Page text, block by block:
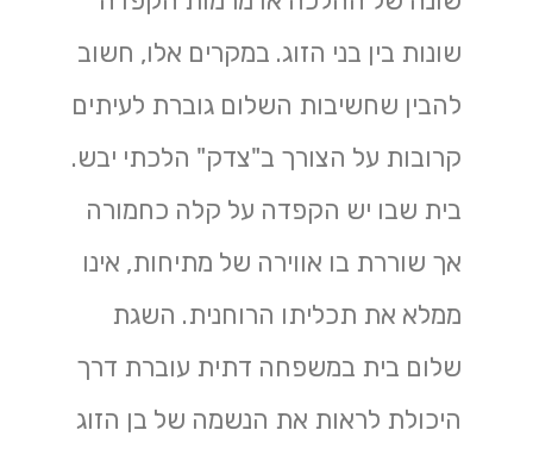
שונות בין בני הזוג. במקרים אלו, חשוב
להבין שחשיבות השלום גוברת לעיתים
קרובות על הצורך ב"צדק" הלכתי יבש.
בית שבו יש הקפדה על קלה כחמורה
אך שוררת בו אווירה של מתיחות, אינו
ממלא את תכליתו הרוחנית. השגת
שלום בית במשפחה דתית עוברת דרך
היכולת לראות את הנשמה של בן הזוג